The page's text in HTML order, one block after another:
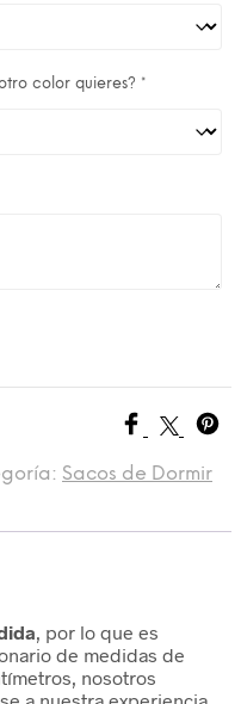
color quieres? *
Sacos de Dormir
, por lo que es
de medidas de
nosotros